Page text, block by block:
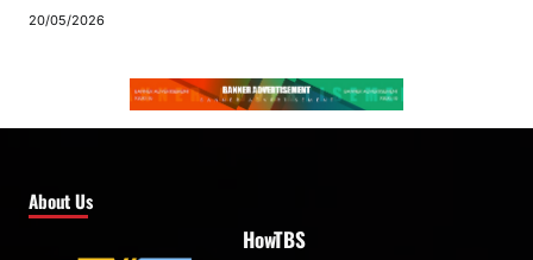
20/05/2026
About Us
HowTBS